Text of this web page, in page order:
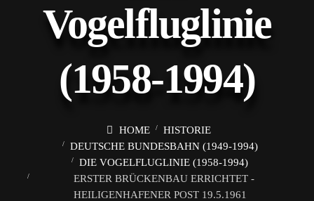
Vogelfluglinie
(1958-1994)
HOME
HISTORIE
DEUTSCHE BUNDESBAHN (1949-1994)
DIE VOGELFLUGLINIE (1958-1994)
ERSTER BRÜCKENBAU ERRICHTET -
HEILIGENHAFENER POST 19.5.1961